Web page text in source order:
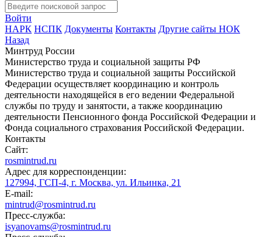
Войти
НАРК НСПК Документы Контакты Другие сайты НОК
Назад
Минтруд России
Министерство труда и социальной защиты РФ
Министерство труда и социальной защиты Российской
Федерации осуществляет координацию и контроль
деятельности находящейся в его ведении Федеральной
службы по труду и занятости, а также координацию
деятельности Пенсионного фонда Российской Федерации и
Фонда социального страхования Российской Федерации.
Контакты
Сайт:
rosmintrud.ru
Адрес для корреспонденции:
127994, ГСП-4, г. Москва, ул. Ильинка, 21
E-mail:
mintrud@rosmintrud.ru
Пресс-служба:
isyanovams@rosmintrud.ru